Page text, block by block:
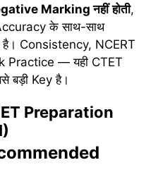
Markingनहीं होती,
के साथ-साथ
है। Consistency, NCERT
Practice — यही CTET
बड़ी Key है।
Preparation